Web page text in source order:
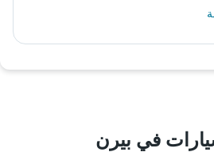
في بيرن